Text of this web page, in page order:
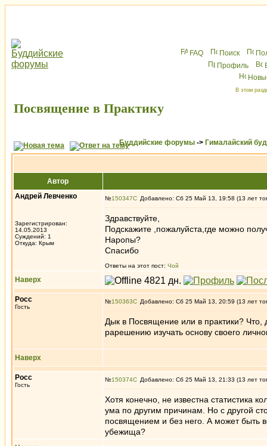
FAQ Поиск
Профиль
В этом
Посвящение в Практику
Буддийские форумы -> Гималайский
Автор
Андрей Левченко
Зарегистрирован:
14.05.2013
Суждений: 1
Откуда: Крым
№150347 Добавлено: Сб 25 Май 13, 19:58 (13 лет
Здравствуйте,
Подскажите ,пожалуйста,где можно
Наропы?
Спасибо
Ответы на этот пост: Чой
Наверх
Росс
Гость
№150363 Добавлено: Сб 25 Май 13, 20:59 (13 лет
Дык в Посвящение или в практики?
рарешению изучать основу своего
Наверх
Росс
Гость
№150374 Добавлено: Сб 25 Май 13, 21:33 (13 лет
Хотя конечно, не известна статистика
ума по другим причинам. Но с другой
посвящением и без него. А может быть
убежища?